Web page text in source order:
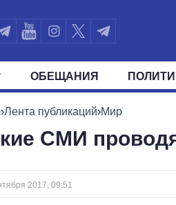
ОБЕЩАНИЯ
ВСЕ ПОЛИТИКИ ПРЕЗИДЕНТ И
›Лента публикаций›Мир
СМИ
2017, 09:51